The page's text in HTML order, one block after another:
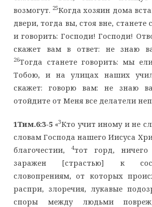
возмогут. 25Когда хозяин дома
двери, тогда вы, стоя вне, станете
и говорить: Господи! Господи!
скажет вам в ответ: не знаю
26Тогда станете говорить: мы
Тобою, и на улицах наших
скажет: говорю вам: не знаю
отойдите от Меня все делатели
1Тим.6:3-5«3Кто учит иному и не
словам Господа нашего Иисуса
благочестии,
4тот горд,
заражен [страстью] к
словопрениям, от которых
распри, злоречия, лукавые
споры между людьми